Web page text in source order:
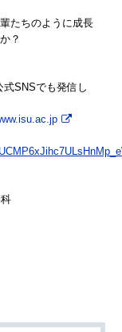
たちのように成長
？
SNSでも発信し